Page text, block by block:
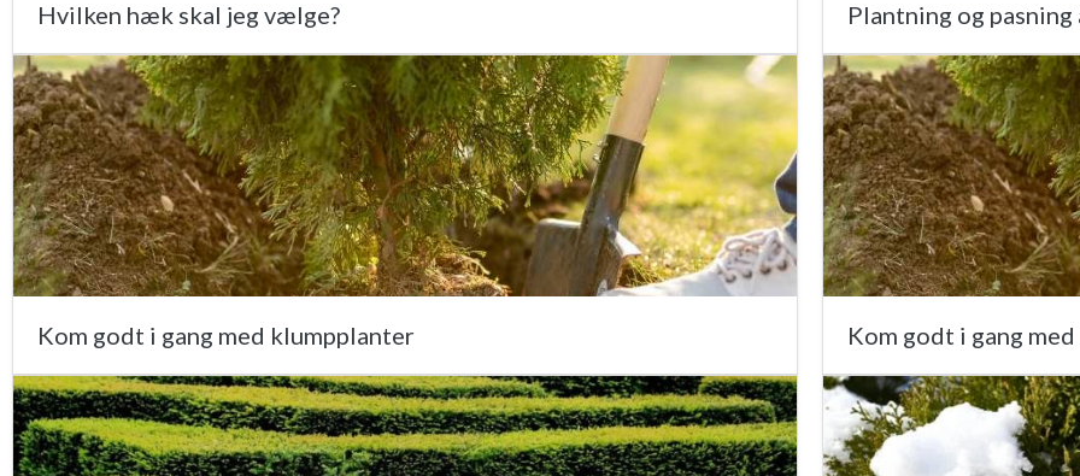
Hvilken hæk skal jeg vælge? Plantning og
Kom godt i gang med klumpplanter Kom godt i gang